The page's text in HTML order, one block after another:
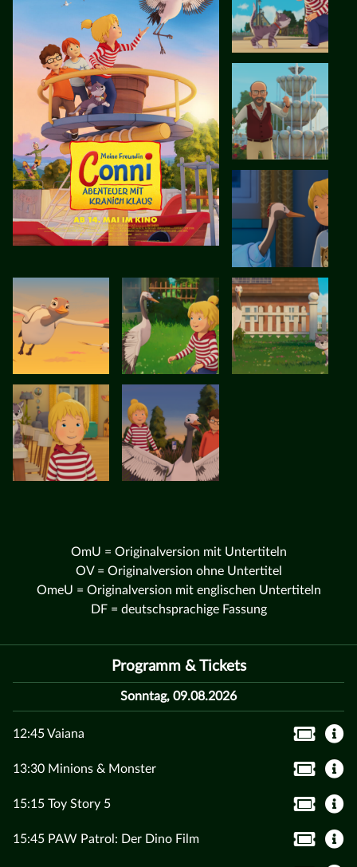
OmU = Originalversion mit Untertiteln
OV = Originalversion ohne Untertitel
OmeU = Originalversion mit englischen Untertiteln
DF = deutschsprachige Fassung
Programm & Tickets
Sonntag, 09.08.2026
12:45 Vaiana
13:30 Minions & Monster
15:15 Toy Story 5
15:45 PAW Patrol: Der Dino Film